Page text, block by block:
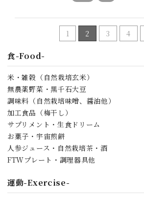
1 2 3 4
食-Food-
米・雑穀（自然栽培玄米）
無農薬野菜・黒千石大豆
調味料（自然栽培味噌、醤油他）
加工食品（梅干し）
サプリメント・生食ドリーム
お菓子・宇宙煎餅
人参ジュース・自然栽培茶・酒
FTWプレート・調理器具他
運動-Exercise-